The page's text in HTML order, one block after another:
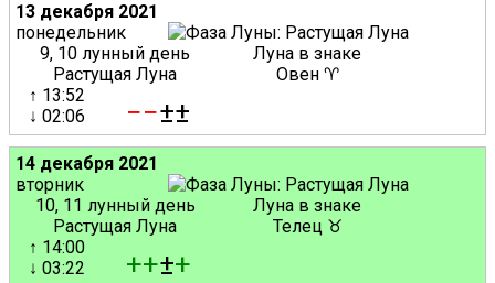
13 декабря 2021
понедельник
9, 10 лунный день
Растущая Луна
Луна в знаке
Овен ♈
↑ 13:52
↓ 02:06
−−±±
14 декабря 2021
вторник
10, 11 лунный день
Растущая Луна
Луна в знаке
Телец ♉
↑ 14:00
↓ 03:22
++±+